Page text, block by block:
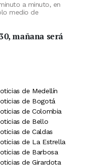
a minuto, en
medio de
mañana será
de Medellín
de Bogotá
de Colombia
de Bello
de Caldas
de La Estrella
de Barbosa
de Girardota